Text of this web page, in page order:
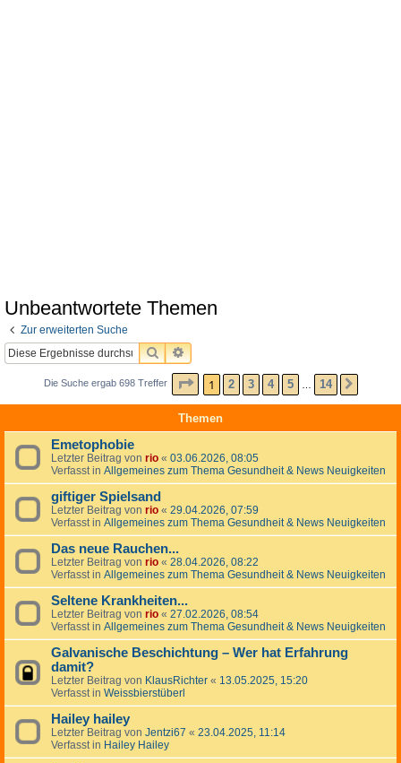
Unbeantwortete Themen
Zur erweiterten Suche
SUCHEERWEITERTE SUCHE
Die Suche ergab 698 Treffer SEITE1 VON14
1 2 3 4 5 14
Themen
Emetophobie
Letzter Beitrag von rio « 03.06.2026, 08:05
Verfasst in Allgemeines zum Thema Gesundheit & News Neuigkeiten
giftiger Spielsand
Letzter Beitrag von rio « 29.04.2026, 07:59
Verfasst in Allgemeines zum Thema Gesundheit & News Neuigkeiten
Das neue Rauchen...
Letzter Beitrag von rio « 28.04.2026, 08:22
Verfasst in Allgemeines zum Thema Gesundheit & News Neuigkeiten
Seltene Krankheiten...
Letzter Beitrag von rio « 27.02.2026, 08:54
Verfasst in Allgemeines zum Thema Gesundheit & News Neuigkeiten
Galvanische Beschichtung – Wer hat Erfahrung
damit?
Letzter Beitrag von KlausRichter « 13.05.2025, 15:20
Verfasst in Weissbierstüberl
Hailey hailey
Letzter Beitrag von Jentzi67 « 23.04.2025, 11:14
Verfasst in Hailey Hailey